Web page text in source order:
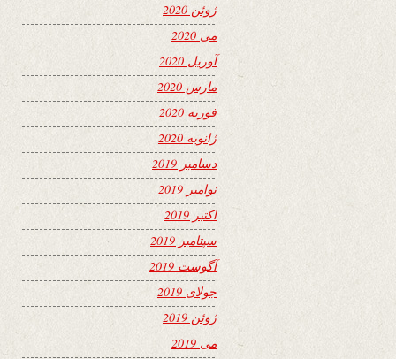
ژوئن 2020
می 2020
آوریل 2020
مارس 2020
فوریه 2020
ژانویه 2020
دسامبر 2019
نوامبر 2019
اکتبر 2019
سپتامبر 2019
آگوست 2019
جولای 2019
ژوئن 2019
می 2019